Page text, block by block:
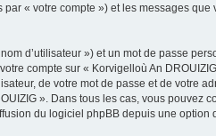
« votre compte ») et les messages
d’utilisateur ») et un mot de passe
compte sur « Korvigelloù An
de votre mot de passe et de votre
». Dans tous les cas, vous pouvez
du logiciel phpBB depuis une option